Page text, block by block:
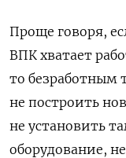
Проще говоря,
ВПК хватает
то безработным
не построить
не установить
оборудование,